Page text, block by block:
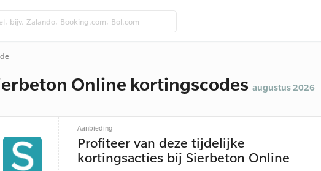
Online kortingscodes augustus 2026
Aanbieding
Profiteer van deze tijdelijke
kortingsacties bij Sierbeton Online